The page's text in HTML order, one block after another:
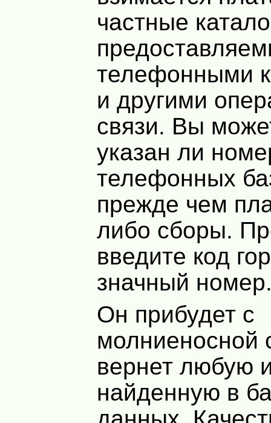
частные
телефонными
и другими
связи. Вы
указан ли
телефонных
прежде чем
либо сборы.
введите код
значный
Он прибудет с
молниеносной
вернет любую
найденную в